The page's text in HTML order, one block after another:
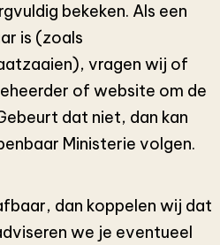
bekeken. Als een
is (zoals
vragen wij of
of website om de
dat niet, dan kan
Ministerie volgen.
dan koppelen wij dat
we je eventueel